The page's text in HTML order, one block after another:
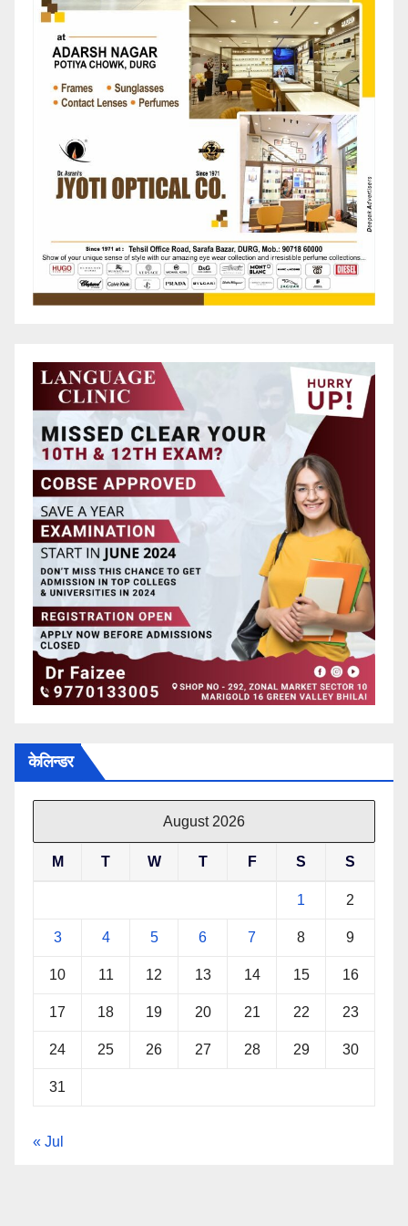
केलिन्डर
August 2026
M T W T F S S
1 2
3 4 5 6 7 8 9
10 11 12 13 14 15 16
17 18 19 20 21 22 23
24 25 26 27 28 29 30
31
« Jul